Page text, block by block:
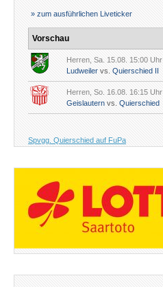
» zum ausführlichen Liveticker
Vorschau
Herren, Sa. 15.08. 15:00 Uhr
Ludweiler vs. Quierschied II
Herren, So. 16.08. 16:15 Uhr
Geislautern vs. Quierschied
Spvgg. Quierschied auf FuPa